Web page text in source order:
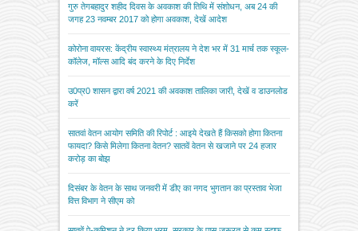
गुरु तेगबहादुर शहीद दिवस के अवकाश की तिथि में संशोधन, अब 24 की
जगह 23 नवम्बर 2017 को होगा अवकाश, देखें आदेश
कोरोना वायरस: केंद्रीय स्वास्थ्य मंत्रालय ने देश भर में 31 मार्च तक स्कूल-
कॉलेज, मॉल्स आदि बंद करने के दिए निर्देश
उ0प्र0 शासन द्वारा वर्ष 2021 की अवकाश तालिका जारी, देखें व डाउनलोड
करें
सातवां वेतन आयोग समिति की रिपोर्ट : आइये देखते हैं किसको होगा कितना
फायदा? किसे मिलेगा कितना वेतन? सातवें वेतन से खजाने पर 24 हजार
करोड़ का बोझ
दिसंबर के वेतन के साथ जनवरी में डीए का नगद भुगतान का प्रस्ताव भेजा
वित्त विभाग ने सीएम को